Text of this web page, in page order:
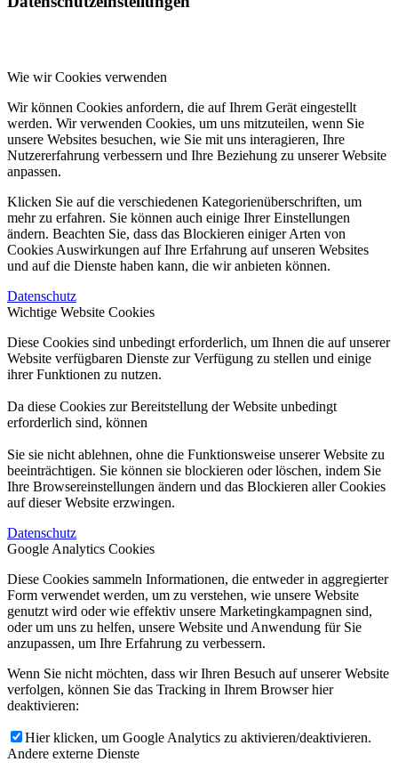
Wie wir Cookies verwenden
Wir können Cookies anfordern, die auf Ihrem Gerät eingestellt
werden. Wir verwenden Cookies, um uns mitzuteilen, wenn Sie
unsere Websites besuchen, wie Sie mit uns interagieren, Ihre
Nutzererfahrung verbessern und Ihre Beziehung zu unserer Website
anpassen.
Klicken Sie auf die verschiedenen Kategorienüberschriften, um
mehr zu erfahren. Sie können auch einige Ihrer Einstellungen
ändern. Beachten Sie, dass das Blockieren einiger Arten von
Cookies Auswirkungen auf Ihre Erfahrung auf unseren Websites
und auf die Dienste haben kann, die wir anbieten können.
Datenschutz
Wichtige Website Cookies
Diese Cookies sind unbedingt erforderlich, um Ihnen die auf unserer
Website verfügbaren Dienste zur Verfügung zu stellen und einige
ihrer Funktionen zu nutzen.
Da diese Cookies zur Bereitstellung der Website unbedingt
erforderlich sind, können
Sie sie nicht ablehnen, ohne die Funktionsweise unserer Website zu
beeinträchtigen. Sie können sie blockieren oder löschen, indem Sie
Ihre Browsereinstellungen ändern und das Blockieren aller Cookies
auf dieser Website erzwingen.
Datenschutz
Google Analytics Cookies
Diese Cookies sammeln Informationen, die entweder in aggregierter
Form verwendet werden, um zu verstehen, wie unsere Website
genutzt wird oder wie effektiv unsere Marketingkampagnen sind,
oder um uns zu helfen, unsere Website und Anwendung für Sie
anzupassen, um Ihre Erfahrung zu verbessern.
Wenn Sie nicht möchten, dass wir Ihren Besuch auf unserer Website
verfolgen, können Sie das Tracking in Ihrem Browser hier
deaktivieren:
Hier klicken, um Google Analytics zu aktivieren/deaktivieren.
Andere externe Dienste